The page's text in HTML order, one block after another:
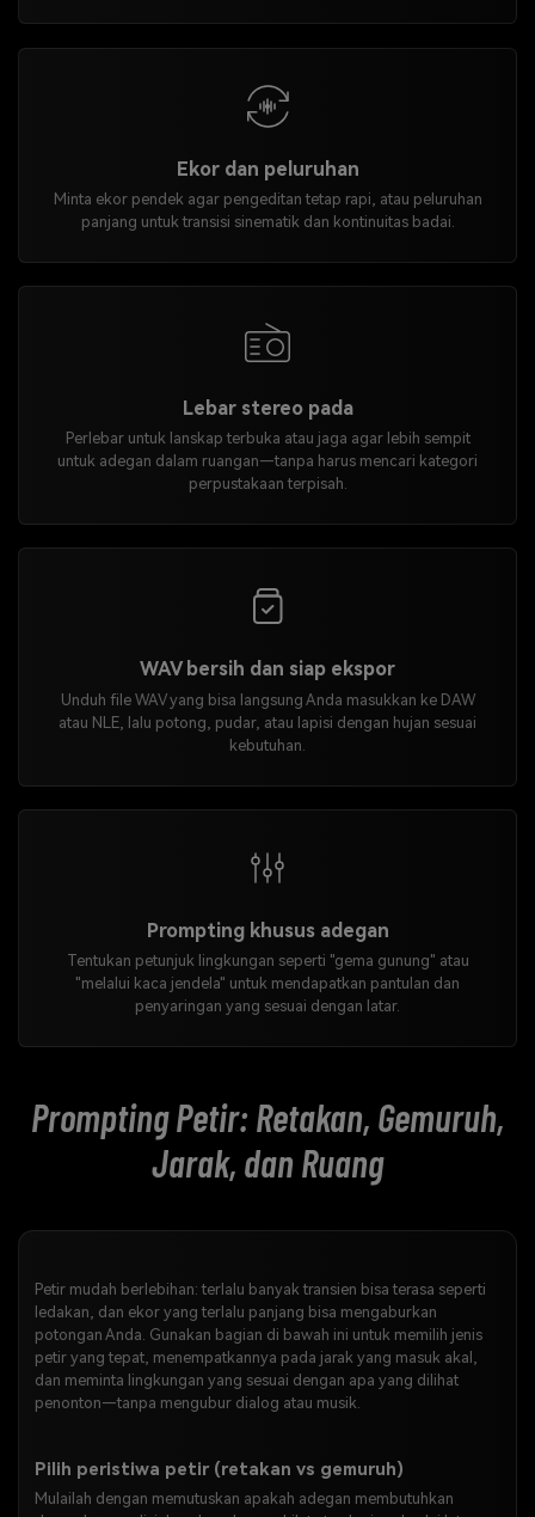
Ekor dan peluruhan
Minta ekor pendek agar pengeditan tetap rapi, atau peluruhan
panjang untuk transisi sinematik dan kontinuitas badai.
Lebar stereo pada
Perlebar untuk lanskap terbuka atau jaga agar lebih sempit
untuk adegan dalam ruangan—tanpa harus mencari kategori
perpustakaan terpisah.
WAV bersih dan siap ekspor
Unduh file WAV yang bisa langsung Anda masukkan ke DAW
atau NLE, lalu potong, pudar, atau lapisi dengan hujan sesuai
kebutuhan.
Prompting khusus adegan
Tentukan petunjuk lingkungan seperti "gema gunung" atau
"melalui kaca jendela" untuk mendapatkan pantulan dan
penyaringan yang sesuai dengan latar.
Prompting Petir: Retakan, Gemuruh,
Jarak, dan Ruang
Petir mudah berlebihan: terlalu banyak transien bisa terasa seperti
ledakan, dan ekor yang terlalu panjang bisa mengaburkan
potongan Anda. Gunakan bagian di bawah ini untuk memilih jenis
petir yang tepat, menempatkannya pada jarak yang masuk akal,
dan meminta lingkungan yang sesuai dengan apa yang dilihat
penonton—tanpa mengubur dialog atau musik.
Pilih peristiwa petir (retakan vs gemuruh)
Mulailah dengan memutuskan apakah adegan membutuhkan